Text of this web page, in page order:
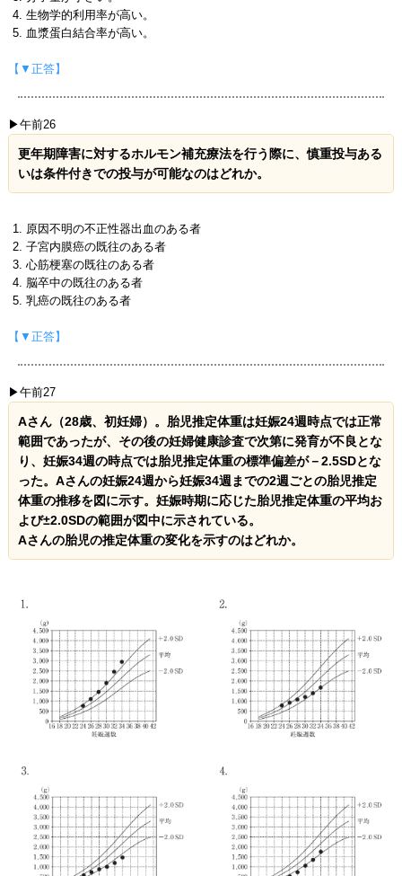
生物学的利用率が高い。
血漿蛋白結合率が高い。
【▼正答】
▶午前26
更年期障害に対するホルモン補充療法を行う際に、慎重投与ある
いは条件付きでの投与が可能なのはどれか。
原因不明の不正性器出血のある者
子宮内膜癌の既往のある者
心筋梗塞の既往のある者
脳卒中の既往のある者
乳癌の既往のある者
【▼正答】
▶午前27
Aさん（28歳、初妊婦）。胎児推定体重は妊娠24週時点では正常
範囲であったが、その後の妊婦健康診査で次第に発育が不良とな
り、妊娠34週の時点では胎児推定体重の標準偏差が－2.5SDとな
った。Aさんの妊娠24週から妊娠34週までの2週ごとの胎児推定
体重の推移を図に示す。妊娠時期に応じた胎児推定体重の平均お
よび±2.0SDの範囲が図中に示されている。
Aさんの胎児の推定体重の変化を示すのはどれか。